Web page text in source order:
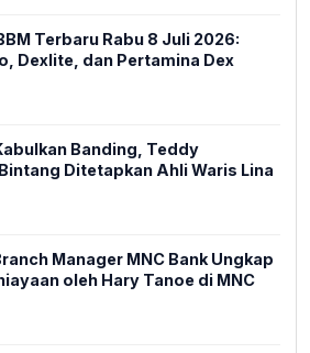
Terbaru Rabu 8 Juli 2026:
Dexlite, dan Pertamina Dex
Banding, Teddy
Ditetapkan Ahli Waris Lina
Manager MNC Bank Ungkap
oleh Hary Tanoe di MNC